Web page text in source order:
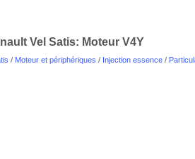
Vel Satis: Moteur V4Y
/ Moteur et périphériques / Injection essence /